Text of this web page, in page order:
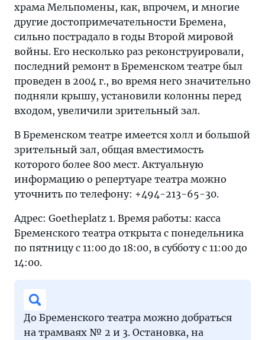
храма Мельпомены, как, впрочем, и многие
другие достопримечательности Бремена,
сильно пострадало в годы Второй мировой
войны. Его несколько раз реконструировали,
последний ремонт в Бременском театре был
проведен в 2004 г., во время него значительно
подняли крышу, установили колонны перед
входом, увеличили зрительный зал.
В Бременском театре имеется холл и большой
зрительный зал, общая вместимость
которого более 800 мест. Актуальную
информацию о репертуаре театра можно
уточнить по телефону: +494-213-65-30.
Адрес: Goetheplatz 1. Время работы: касса
Бременского театра открыта с понедельника
по пятницу с 11:00 до 18:00, в субботу с 11:00 до
14:00.
До Бременского театра можно добраться
на трамваях № 2 и 3. Остановка, на